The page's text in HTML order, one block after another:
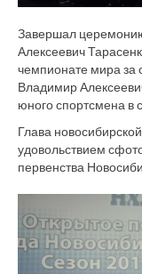
Завершал
Алексеевич
чемпионате мира за
Владимир
юного спортсмена в
Глава
удовольствием
первенства